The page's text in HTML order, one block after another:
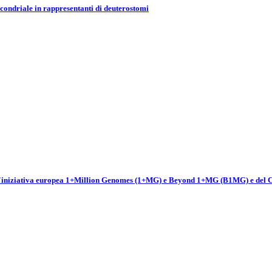
in rappresentanti di deuterostomi
europea 1+Million Genomes (1+MG) e Beyond 1+MG (B1MG) e